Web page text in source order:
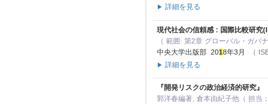
▶ 詳細を見る
現代社会の信頼感 : 国際比較研究
（ 範囲: 第2章 グローバル・ガバ
中央大学出版部 2018年3月 （
▶ 詳細を見る
『開発リスクの政治経済的研究』
郭洋春編著, 倉本由紀子他（ 担当